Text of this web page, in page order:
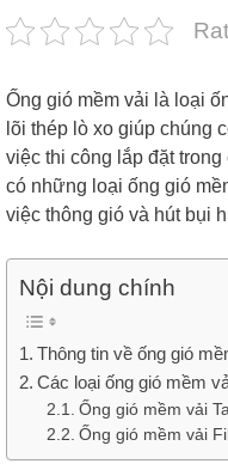
Ống gió mềm vải là loại
lõi thép lò xo giúp chúng
việc thi công lắp đặt
có những loại ống gió
việc thông gió và hút bụi
Nội dung chính
Thông tin về ống gió
Các loại ống gió mềm
Ống gió mềm vải
Ống gió mềm vải